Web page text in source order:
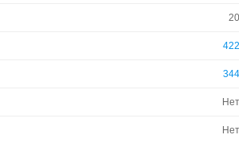
20
422
344
Нет
Нет